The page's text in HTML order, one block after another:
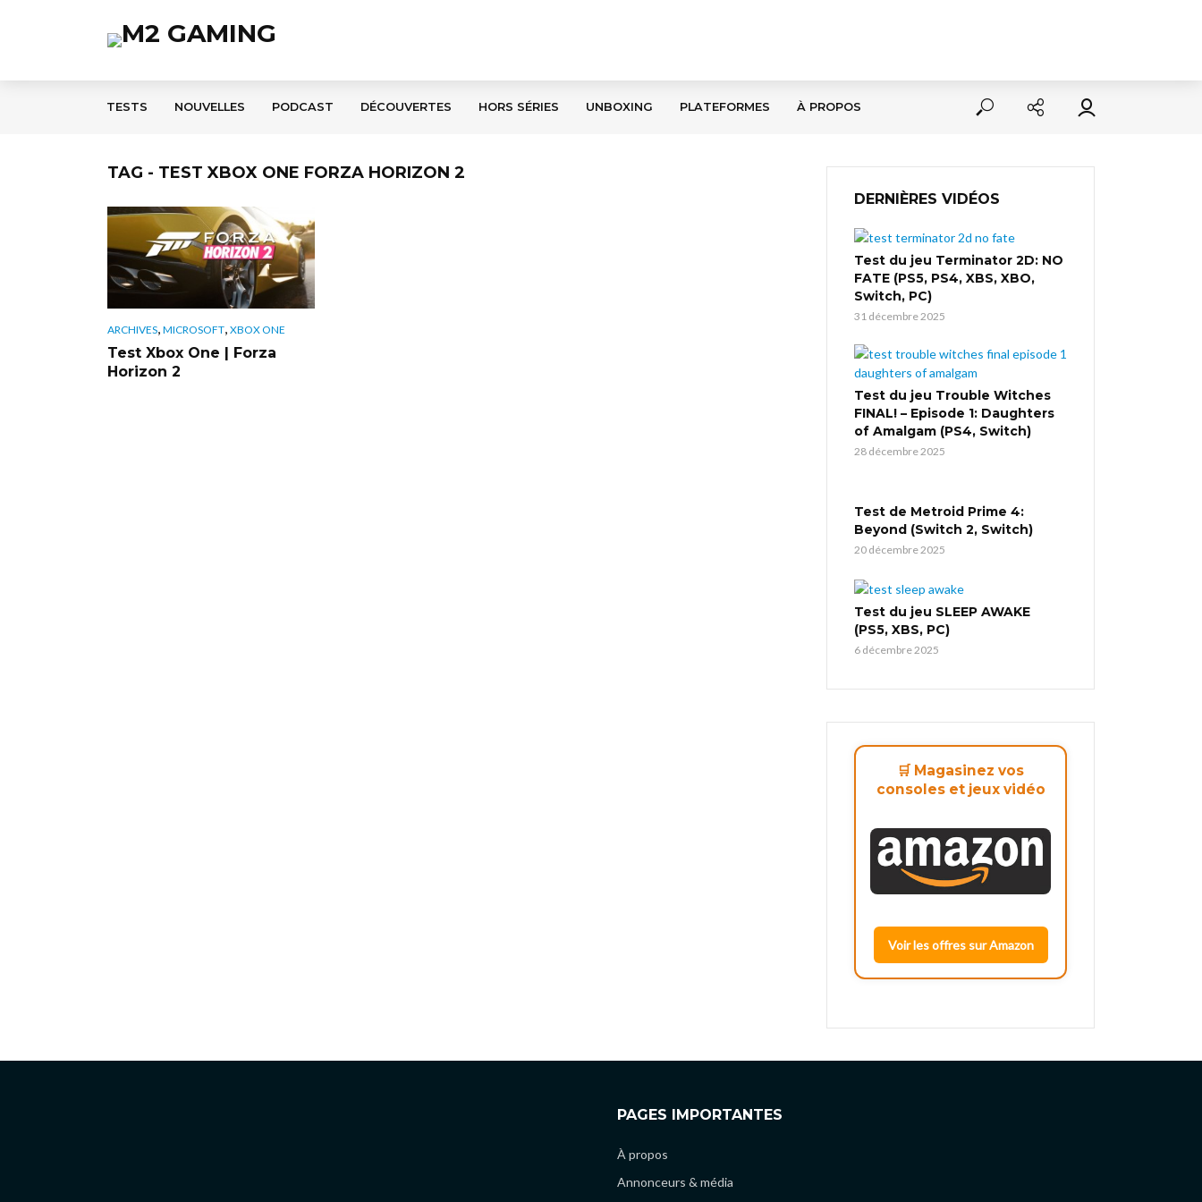
TESTS NOUVELLES PODCAST DÉCOUVERTES HORS SÉRIES UNBOXING PLATEFORMES À PROPOS
TAG - TEST XBOX ONE FORZA HORIZON 2
ARCHIVES, MICROSOFT, XBOX ONE
Test Xbox One | Forza
Horizon 2
DERNIÈRES VIDÉOS
Test du jeu Terminator 2D: NO
FATE (PS5, PS4, XBS, XBO,
Switch, PC)
31 décembre 2025
Test du jeu Trouble Witches
FINAL! – Episode 1: Daughters
of Amalgam (PS4, Switch)
28 décembre 2025
Test de Metroid Prime 4:
Beyond (Switch 2, Switch)
20 décembre 2025
Test du jeu SLEEP AWAKE
(PS5, XBS, PC)
6 décembre 2025
🛒 Magasinez vos
consoles et jeux vidéo
Voir les offres sur Amazon
PAGES IMPORTANTES
À propos
Annonceurs & média